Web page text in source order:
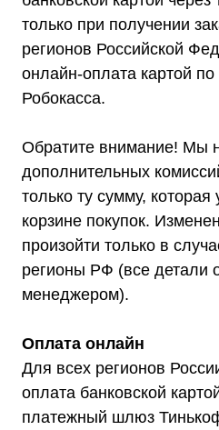
только при получении
регионов Российской
онлайн-оплата картой
Робокасса.
Обратите внимание! Мы
дополнительных
только ту сумму,
корзине покупок.
произойти только в
регионы РФ (все детали
менеджером).
Оплата онлайн
Для всех регионов
оплата банковской
платежный шлюз
Каталог
Стабилизаторы напряжения